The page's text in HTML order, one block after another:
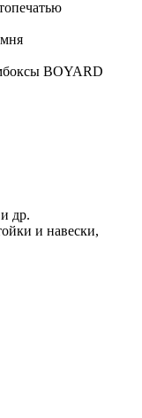
BOYARD
др.
и навески,